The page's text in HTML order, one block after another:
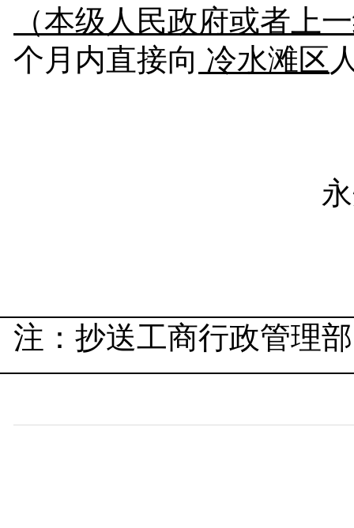
（本级人民政府或者上
个月内直接向 冷水滩区
注：抄送工商行政管理